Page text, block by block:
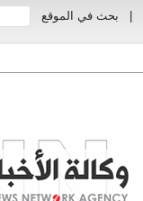
بحث في الموقع